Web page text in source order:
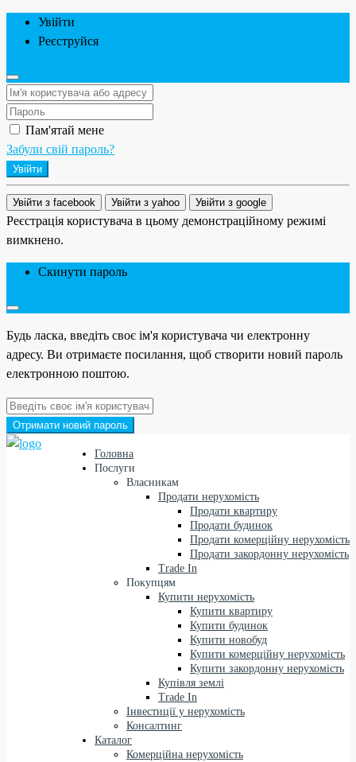
Увійти
Реєструйся
Пам'ятай мене
Забули свій пароль?
Увійти
Увійти з facebook Увійти з yahoo Увійти з google
Реєстрація користувача в цьому демонстраційному режимі
вимкнено.
Скинути пароль
Будь ласка, введіть своє ім'я користувача чи електронну
адресу. Ви отримаєте посилання, щоб створити новий пароль
електронною поштою.
Отримати новий пароль
Головна
Послуги
Власникам
Продати нерухомість
Продати квартиру
Продати будинок
Продати комерційну нерухомість
Продати закордонну нерухомість
Trade In
Покупцям
Купити нерухомість
Купити квартиру
Купити будинок
Купити новобуд
Купити комерційну нерухомість
Купити закордонну нерухомість
Купівля землі
Trade In
Інвестиції у нерухомість
Консалтинг
Каталог
Комерційна нерухомість